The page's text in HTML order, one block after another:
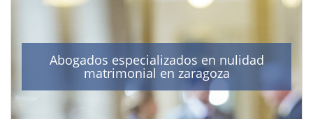
Abogados especializados en nulidad
matrimonial en zaragoza